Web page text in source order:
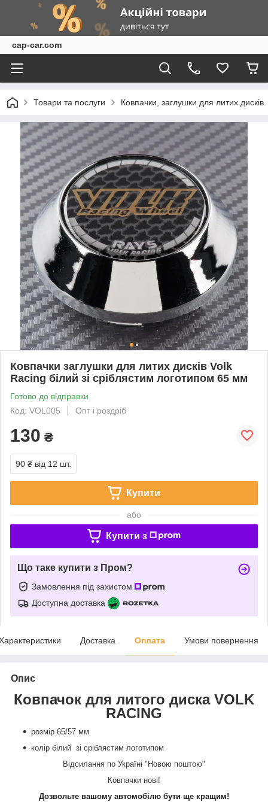
cap-car.com
Товари та послуги Ковпачки, заглушки для литих дисків.
Ковпачки заглушки для литих дисків Volk
Racing білий зі сріблястим логотипом 65 мм
Готово до відправки
Код: VOL005
Опт і роздріб
130 ₴
90 ₴ від 12 шт.
Купити
або
Купити з
Що таке купити з Пром?
Замовлення під захистом
Доступна доставка
Доставка Оплата Умови повернення
Опис
Ковпачок для литого диска VOLK
RACING
розмір 65/57 мм
колір білий зі сріблястим логотипом
Відсилання по Україні "Новою поштою"
Ковпачки нові!
Дозвольте вашому автомобілю бути ще кращим!